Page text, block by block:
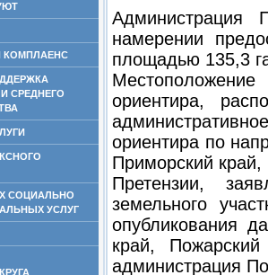
СРЕДНЕГО
СОЦИАЛЬНО
УСЛУГ
Администрация
намерении
площадью 135,3
Местоположение
ориентира,
ориентира по
Приморский
Претензии,
земельного
опубликования
край,
администрация